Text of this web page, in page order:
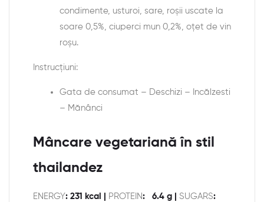
condimente, usturoi, sare, roșii uscate la
soare 0,5%, ciuperci mun 0,2%, oțet de vin
roșu.
Instrucțiuni:
Gata de consumat – Deschizi – Incălzesti
– Mănânci
Mâncare vegetariană în stil
thailandez
ENERGY: 231 kcal | PROTEIN: 6.4 g | SUGARS: